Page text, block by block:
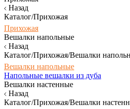
Назад
Каталог/Прихожая
Прихожая
Вешалки напольные
Назад
Каталог/Прихожая/Вешалки
Вешалки напольные
Напольные вешалки из дуба
Вешалки настенные
Назад
Каталог/Прихожая/Вешалки